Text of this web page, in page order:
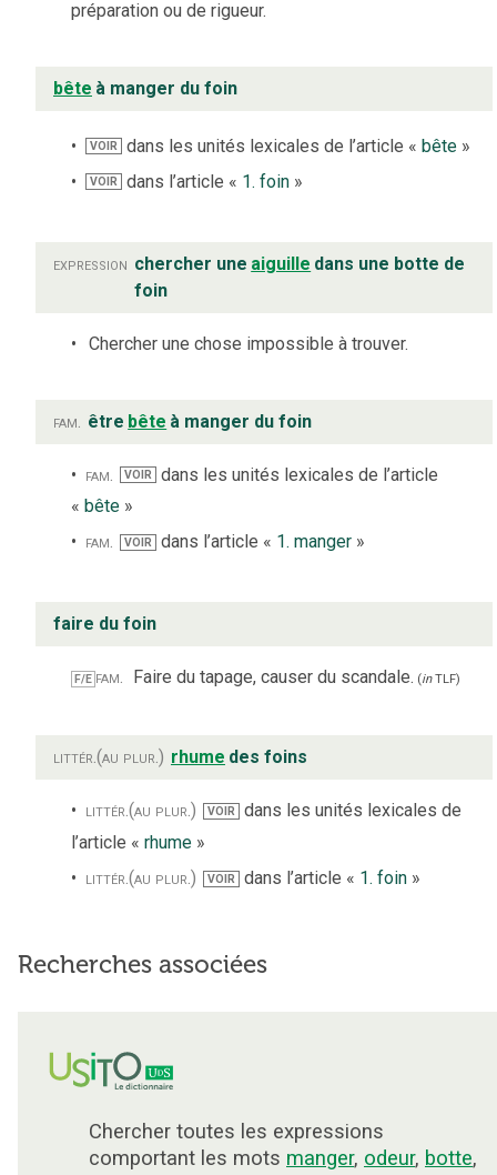
préparation ou de rigueur.
bête à manger du foin
VOIR dans les unités lexicales de l’article «bête »
VOIR dans l’article « 1. foin »
expression chercher une aiguille dans une botte de
foin
Chercher une chose impossible à trouver.
fam. être bête à manger du foin
fam. VOIR
dans les unités lexicales de l’article
« bête »
fam.
VOIR dans l’article « 1. manger»
faire du foin
F/E fam. Faire du tapage, causer du scandale. (inTLF)
littér.(au plur.) rhume des foins
littér.(au plur.) VOIR
dans les unités lexicales de
l’article « rhume »
littér.(au plur.) VOIR dans l’article « 1. foin»
Recherches associées
Chercher toutes les expressions
comportant les mots manger, odeur, botte,